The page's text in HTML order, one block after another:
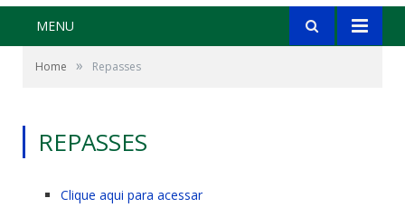
MENU
Home » Repasses
REPASSES
Clique aqui para acessar